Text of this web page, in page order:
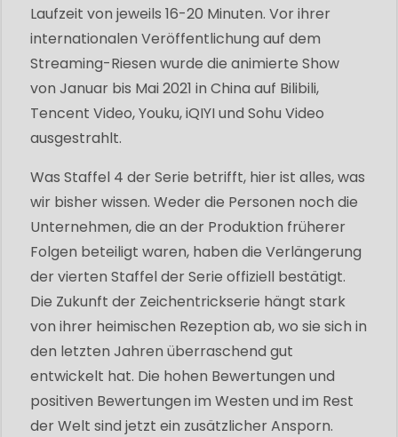
Laufzeit von jeweils 16-20 Minuten. Vor ihrer
internationalen Veröffentlichung auf dem
Streaming-Riesen wurde die animierte Show
von Januar bis Mai 2021 in China auf Bilibili,
Tencent Video, Youku, iQIYI und Sohu Video
ausgestrahlt.
Was Staffel 4 der Serie betrifft, hier ist alles, was
wir bisher wissen. Weder die Personen noch die
Unternehmen, die an der Produktion früherer
Folgen beteiligt waren, haben die Verlängerung
der vierten Staffel der Serie offiziell bestätigt.
Die Zukunft der Zeichentrickserie hängt stark
von ihrer heimischen Rezeption ab, wo sie sich in
den letzten Jahren überraschend gut
entwickelt hat. Die hohen Bewertungen und
positiven Bewertungen im Westen und im Rest
der Welt sind jetzt ein zusätzlicher Ansporn.